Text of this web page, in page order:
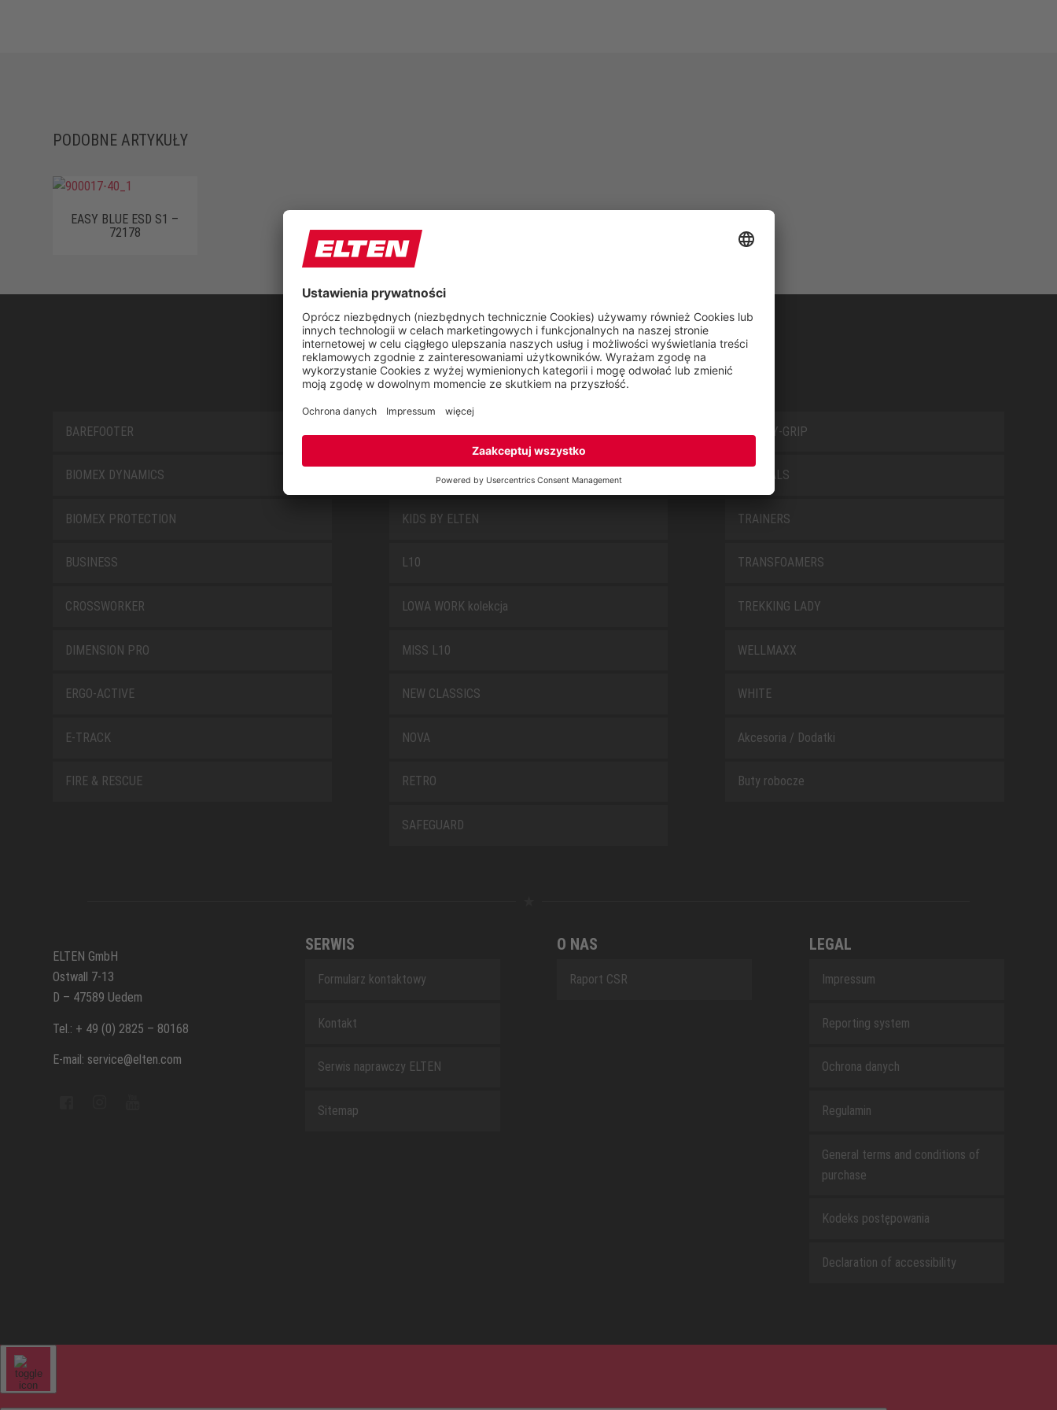
PODOBNE ARTYKUŁY
EASY BLUE ESD S1 –
72178
GRUPY PRODUKTÓW
BAREFOOTER
BIOMEX DYNAMICS
BIOMEX PROTECTION
BUSINESS
CROSSWORKER
DIMENSION PRO
ERGO-ACTIVE
E-TRACK
FIRE & RESCUE
JORI BY ELTEN
KIDS BY ELTEN
L10
LOWA WORK kolekcja
MISS L10
NEW CLASSICS
NOVA
RETRO
SAFEGUARD
SAFETY-GRIP
SPECIALS
TRAINERS
TRANSFOAMERS
TREKKING LADY
WELLMAXX
WHITE
Akcesoria / Dodatki
Buty robocze
ELTEN GmbH
Ostwall 7-13
D – 47589 Uedem
Tel.: + 49 (0) 2825 – 80168
E-mail: service@elten.com
SERWIS
Formularz kontaktowy
Kontakt
Serwis naprawczy ELTEN
Sitemap
O NAS
Raport CSR
LEGAL
Impressum
Reporting system
Ochrona danych
Regulamin
General terms and conditions of
purchase
Kodeks postępowania
Declaration of accessibility